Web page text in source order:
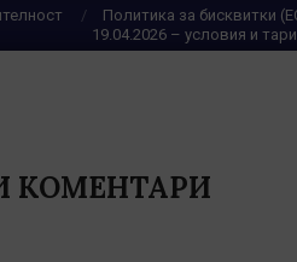
Политика за бисквитки
19.04.2026 – условия и
КОМЕНТАРИ